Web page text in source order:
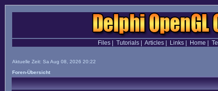
Files| Tutorials| Articles| Links| Home
Aktuelle Zeit: Sa Aug 08, 2026 20:22
Foren-Übersicht